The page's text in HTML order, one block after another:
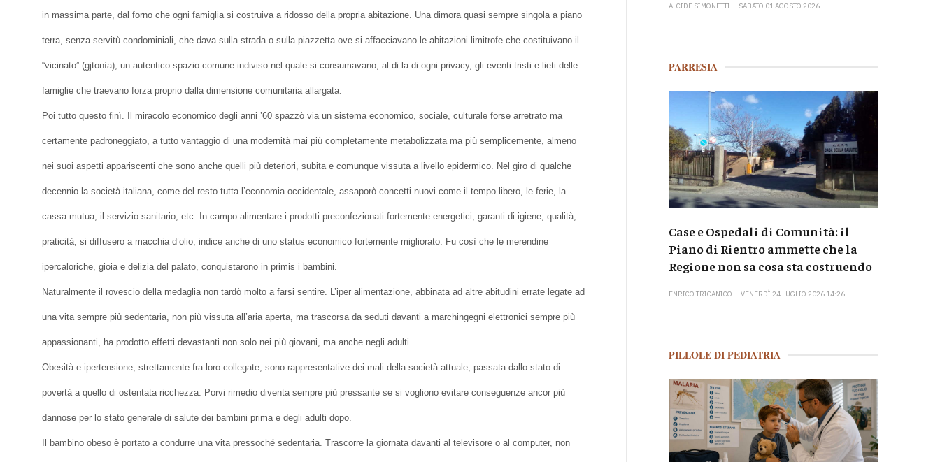
in massima parte, dal forno che ogni famiglia si costruiva a ridosso della propria abitazione. Una dimora quasi sempre singola a piano
terra, senza servitù condominiali, che dava sulla strada o sulla piazzetta ove si affacciavano le abitazioni limitrofe che costituivano il
“vicinato” (gjtonìa), un autentico spazio comune indiviso nel quale si consumavano, al di la di ogni privacy, gli eventi tristi e lieti delle
famiglie che traevano forza proprio dalla dimensione comunitaria allargata.
Poi tutto questo finì. Il miracolo economico degli anni ’60 spazzò via un sistema economico, sociale, culturale forse arretrato ma
certamente padroneggiato, a tutto vantaggio di una modernità mai più completamente metabolizzata ma più semplicemente, almeno
nei suoi aspetti appariscenti che sono anche quelli più deteriori, subita e comunque vissuta a livello epidermico. Nel giro di qualche
decennio la società italiana, come del resto tutta l’economia occidentale, assaporò concetti nuovi come il tempo libero, le ferie, la
cassa mutua, il servizio sanitario, etc. In campo alimentare i prodotti preconfezionati fortemente energetici, garanti di igiene, qualità,
praticità, si diffusero a macchia d’olio, indice anche di uno status economico fortemente migliorato. Fu così che le merendine
ipercaloriche, gioia e delizia del palato, conquistarono in primis i bambini.
Naturalmente il rovescio della medaglia non tardò molto a farsi sentire. L’iper alimentazione, abbinata ad altre abitudini errate legate ad
una vita sempre più sedentaria, non più vissuta all’aria aperta, ma trascorsa da seduti davanti a marchingegni elettronici sempre più
appassionanti, ha prodotto effetti devastanti non solo nei più giovani, ma anche negli adulti.
Obesità e ipertensione, strettamente fra loro collegate, sono rappresentative dei mali della società attuale, passata dallo stato di
povertà a quello di ostentata ricchezza. Porvi rimedio diventa sempre più pressante se si vogliono evitare conseguenze ancor più
dannose per lo stato generale di salute dei bambini prima e degli adulti dopo.
Il bambino obeso è portato a condurre una vita pressoché sedentaria. Trascorre la giornata davanti al televisore o al computer, non
ALCIDE SIMONETTI SABATO 01 AGOSTO 2026
PARRESIA
Case e Ospedali di Comunità: il
Piano di Rientro ammette che la
Regione non sa cosa sta costruendo
ENRICO TRICANICO VENERDÌ 24 LUGLIO 2026 14:26
PILLOLE DI PEDIATRIA